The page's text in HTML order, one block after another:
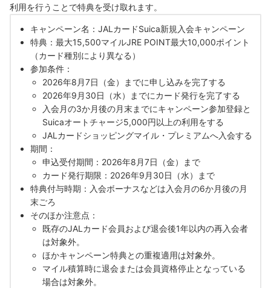
利用を行うことで特典を受け取れます。
キャンペーン名：JALカードSuica新規入会キャンペーン
特典：最大15,500マイルJRE POINT最大10,000ポイント
（カード種別により異なる）
参加条件：
2026年8月7日（金）までに申し込みを完了する
2026年9月30日（水）までにカード発行を完了する
入会月の3か月後の月末までにキャンペーン参加登録と
Suicaオートチャージ5,000円以上の利用をする
JALカードショッピングマイル・プレミアムへ入会する
期間：
申込受付期間：2026年8月7日（金）まで
カード発行期限：2026年9月30日（水）まで
特典付与時期：入会ボーナスなどは入会月の6か月後の月
末ごろ
そのほか注意点：
既存のJALカード会員および退会後1年以内の再入会者
は対象外。
ほかキャンペーン特典との重複適用は対象外。
マイル積算時に退会または会員資格停止となっている
場合は対象外。